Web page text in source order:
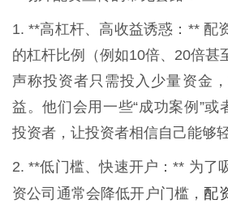
1. **高杠杆、高收益诱惑：** 配
的杠杆比例（例如10倍、20倍甚
声称投资者只需投入少量资金
益。他们会用一些“成功案例”或
投资者，让投资者相信自己能够
2. **低门槛、快速开户：** 为了
资公司通常会降低开户门槛，配